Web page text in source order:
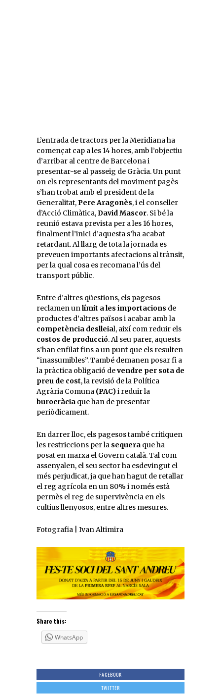
L’entrada de tractors per la Meridiana ha
començat cap a les 14 hores, amb l’objectiu
d’arribar al centre de Barcelona i
presentar-se al passeig de Gràcia. Un punt
on els representants del moviment pagès
s’han trobat amb el president de la
Generalitat,Pere Aragonès, i el conseller
d’Acció Climàtica,David Mascor. Si bé la
reunió estava prevista per a les 16 hores,
finalment l’inici d’aquesta s’ha acabat
retardant. Al llarg de tota la jornada es
preveuen importants afectacions al trànsit,
per la qual cosa es recomana l’ús del
transport públic.
Entre d’altres qüestions, els pagesos
reclamen unlímit a les importacions de
productes d’altres països i acabar amb la
competència deslleial, així com reduir els
costos de producció. Al seu parer, aquests
s’han enfilat fins a un punt que els resulten
“inassumibles”. També demanen posar fi a
la pràctica obligació devendre per sota de
preu de cost, la revisió de la Política
Agrària Comuna (PAC)i reduir la
burocràcia que han de presentar
periòdicament.
En darrer lloc, els pagesos també critiquen
les restriccions per la sequera que ha
posat en marxa el Govern català. Tal com
assenyalen, el seu sector ha esdevingut el
més perjudicat, ja que han hagut de retallar
el reg agrícola en un 80% i només està
permès el reg de supervivència en els
cultius llenyosos, entre altres mesures.
Fotografia | Ivan Altimira
Share this:
WhatsApp
FACEBOOK
TWITTER